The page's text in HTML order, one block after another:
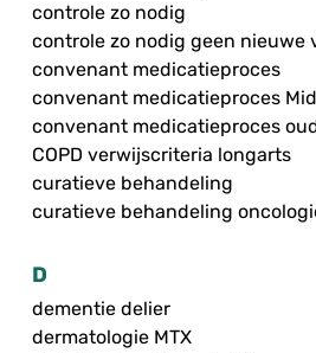
controle zo nodig
controle zo nodig geen nieuwe
convenant medicatieproces
convenant medicatieproces
convenant medicatieproces
COPD verwijscriteria longarts
curatieve behandeling
curatieve behandeling
D
dementie delier
dermatologie MTX